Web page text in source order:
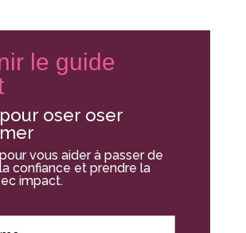
le guide
oser oser
vous aider à passer de
confiance et prendre la
impact.